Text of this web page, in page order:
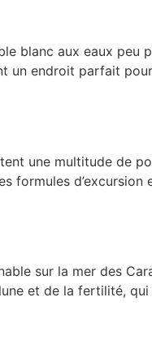
blanc aux eaux peu
un endroit parfait
une multitude de
formules d’excursion
sur la mer des
et de la fertilité, qui